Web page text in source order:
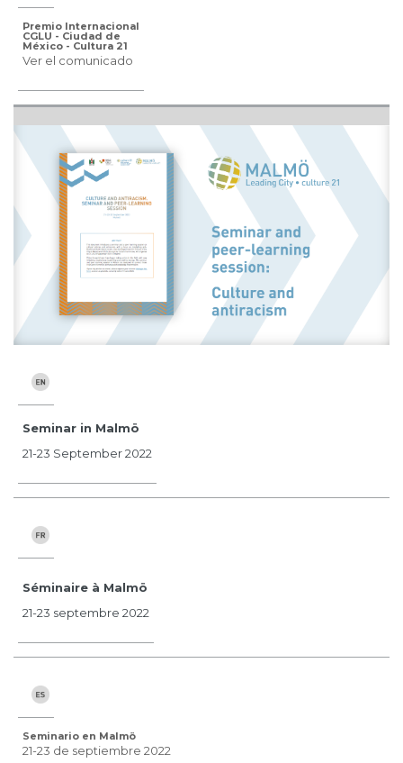
Premio Internacional
CGLU - Ciudad de
México - Cultura 21
Ver el comunicado
Seminar in Malmö
21-23 September 2022
Séminaire à Malmö
21-23 septembre 2022
Seminario en Malmö
21-23 de septiembre 2022